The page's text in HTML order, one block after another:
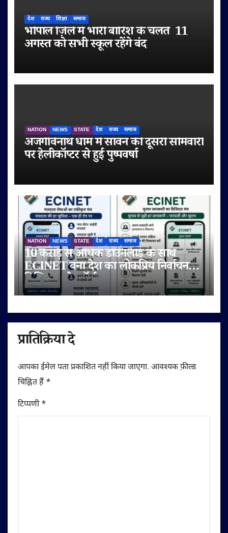
देश राज्य शिक्षा समाज
भोपाल ज़िले में भारी बारिश के चलते 11
अगस्त को सभी स्कूल रहेंगे बंद
NATION NEWS STATE देश राज्य समाज
अजगैविनाथ धाम में सावन की दूसरी सोमवारी
पर हेलीकॉप्टर से हुई पुष्पवर्षा
NATION NEWS STATE देश राज्य समाज
10 करोड़ से अधिक डाउनलोड के साथ
ECINET बना देश का लोकप्रिय निर्वाचन
डिजिटल प्लेटफॉर्म
प्रातिक्रिया दे
आपका ईमेल पता प्रकाशित नहीं किया जाएगा. आवश्यक फ़ील्ड
चिह्नित हैं *
टिप्पणी*